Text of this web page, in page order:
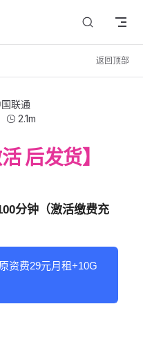
返回顶部
联通
2.1m
后发货】
分钟（激活缴费充
资费29元月租+10G